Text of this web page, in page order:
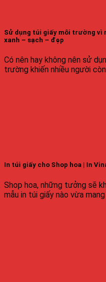
Sử dụng túi giấy môi trường vì
xanh – sạch – đẹp
Có nên hay không nên sử
trường khiến nhiều người còn
In túi giấy cho Shop hoa | In
Shop hoa, những tưởng sẽ
mẫu in túi giấy nào vừa mang